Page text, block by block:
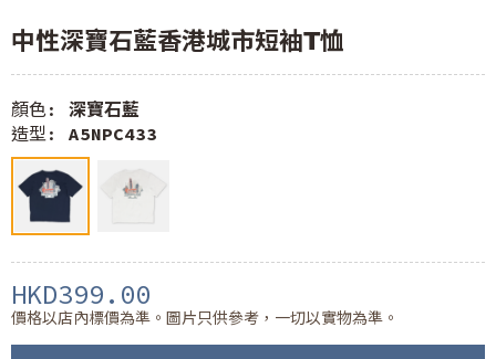
中性深寶石藍香港城市短袖T恤
顏色: 深寶石藍
造型: A5NPC433
HKD399.00
價格以店內標價為準。圖片只供參考，一切以實物為準。